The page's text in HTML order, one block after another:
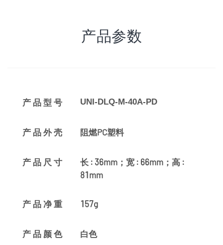
产品参数
产品型号 UNI-DLQ-M-40A-PD
产品外壳 阻燃PC塑料
产品尺寸
长 : 36mm；宽 : 66mm；高 :
81mm
产品净重 157g
产品颜色 白色